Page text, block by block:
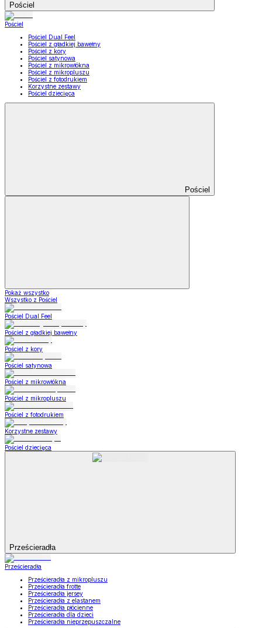
Pościel
Pościel
Pościel Dual Feel
Pościel z gładkiej bawełny
Pościel z kory
Pościel satynowa
Pościel z mikrowłókna
Pościel z mikropluszu
Pościel z fotodrukiem
Korzystne zestawy
Pościel dziecięca
Pościel
Pokaż wszystko
Wszystko z Pościel
Pościel Dual Feel
Pościel z gładkiej bawełny
Pościel z kory
Pościel satynowa
Pościel z mikrowłókna
Pościel z mikropluszu
Pościel z fotodrukiem
Korzystne zestawy
Pościel dziecięca
Prześcieradła
Prześcieradła
Prześcieradła z mikropluszu
Prześcieradła frotte
Prześcieradła jersey
Prześcieradła z elastanem
Prześcieradła płócienne
Prześcieradła dla dzieci
Prześcieradła nieprzepuszczalne